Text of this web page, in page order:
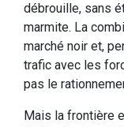
débrouille, sans
marmite. La
marché noir et,
trafic avec les
pas le
Mais la frontière